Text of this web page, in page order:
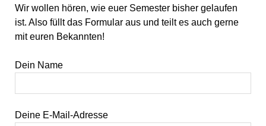
Wir wollen hören, wie euer Semester bisher gelaufen
ist. Also füllt das Formular aus und teilt es auch gerne
mit euren Bekannten!
Dein Name
Deine E-Mail-Adresse